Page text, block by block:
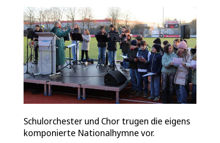
Schulorchester und Chor trugen die eigens
komponierte Nationalhymne vor.